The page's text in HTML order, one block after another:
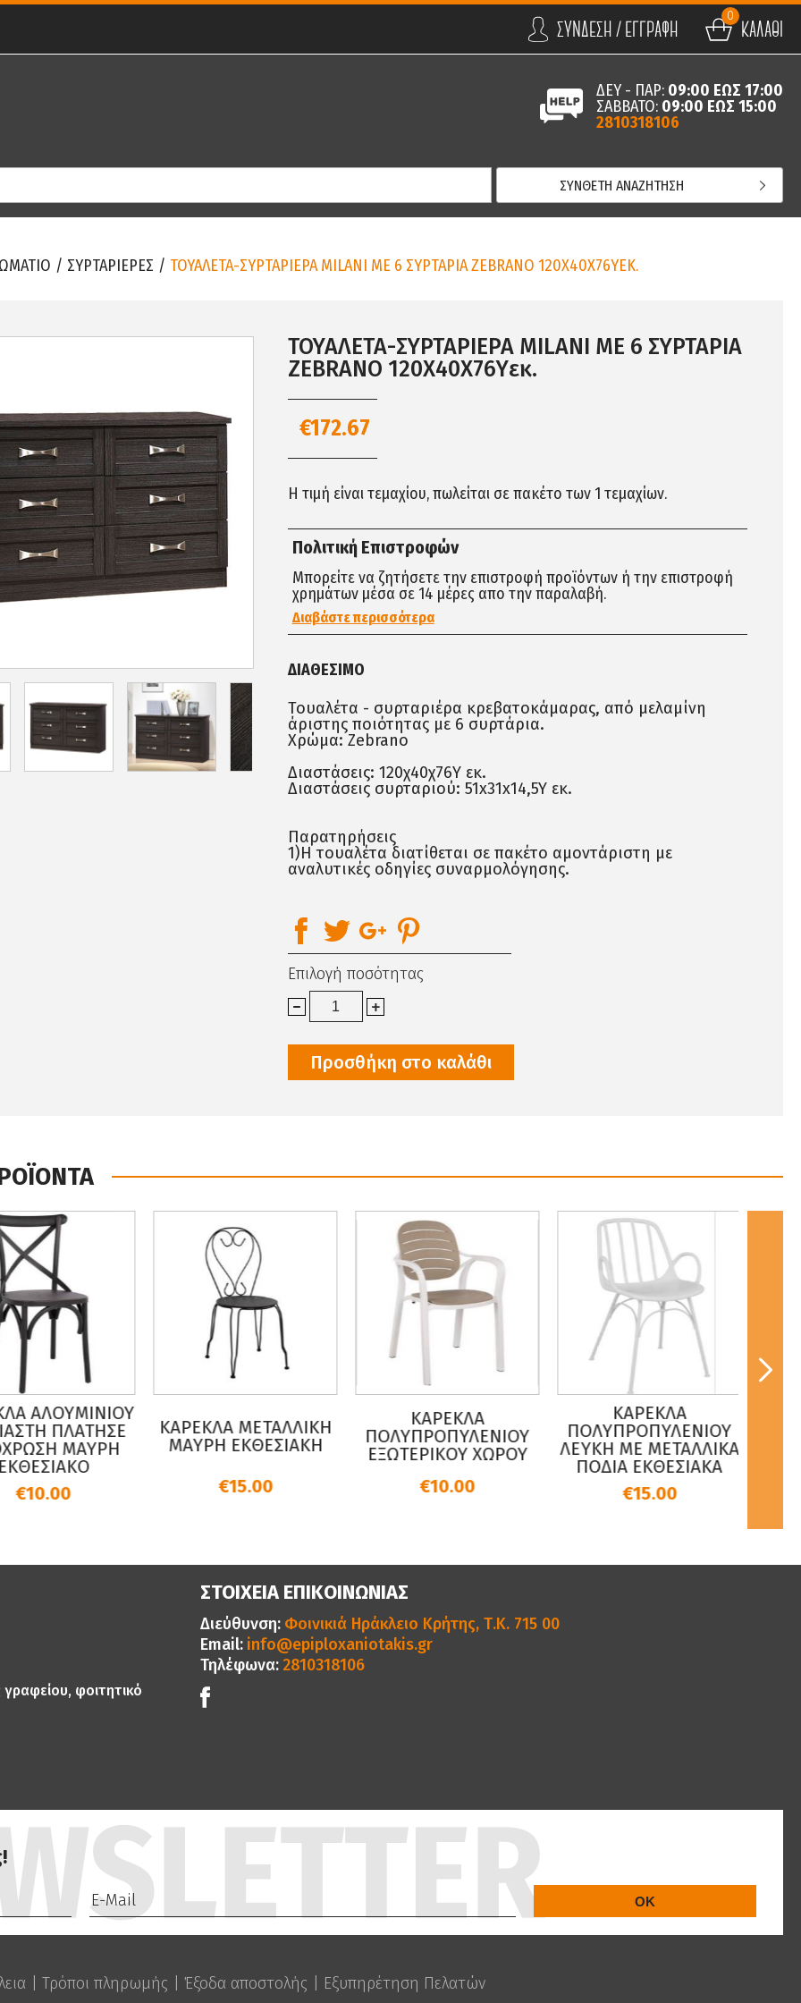
ΣΥΝΔΕΣΗ / ΕΓΓΡΑΦΗ ΚΑΛΑΘΙ
0
ΔΕΥ - ΠΑΡ: 09:00 ΕΩΣ 17:00
ΣΑΒΒΑΤΟ: 09:00 ΕΩΣ 15:00
2810318106
ΣΥΝΘΕΤΗ ΑΝΑΖΗΤΗΣΗ
/ ΣΥΡΤΑΡΙΕΡΕΣ / ΤΟΥΑΛΕΤΑ-ΣΥΡΤΑΡΙΕΡΑ MILANI ΜΕ 6 ΣΥΡΤΑΡΙΑ ZEBRANO 120Χ40Χ76YΕΚ.
ΤΟΥΑΛΕΤΑ-ΣΥΡΤΑΡΙΕΡΑ MILANI ΜΕ 6 ΣΥΡΤΑΡΙΑ
ZEBRANO 120Χ40Χ76Yεκ.
€172.67
Η τιμή είναι τεμαχίου, πωλείται σε πακέτο των 1 τεμαχίων.
Πολιτική Επιστροφών
Μπορείτε να ζητήσετε την επιστροφή προϊόντων ή την επιστροφή
χρημάτων μέσα σε 14 μέρες απο την παραλαβή.
Διαβάστε περισσότερα
ΔΙΑΘΈΣΙΜΟ
Τουαλέτα - συρταριέρα κρεβατοκάμαρας, από μελαμίνη
άριστης ποιότητας με 6 συρτάρια.
Χρώμα: Zebrano
Διαστάσεις: 120χ40χ76Y εκ.
Διαστάσεις συρταριού: 51x31x14,5Y εκ.
Παρατηρήσεις
1)Η τουαλέτα διατίθεται σε πακέτο αμοντάριστη με
αναλυτικές οδηγίες συναρμολόγησης.
Επιλογή ποσότητας
Προσθήκη στο καλάθι
ΑΛΟΥΜΙΝΙΟΥ
ΠΛΑΤΗΣΕ
ΜΑΥΡΗ
€10.00
ΚΑΡΕΚΛΑ ΜΕΤΑΛΛΙΚΗ
ΜΑΥΡΗ ΕΚΘΕΣΙΑΚΗ
€15.00
ΚΑΡΕΚΛΑ
ΠΟΛΥΠΡΟΠΥΛΕΝΙΟΥ
ΕΞΩΤΕΡΙΚΟΥ ΧΩΡΟΥ
€10.00
ΚΑΡΕΚΛΑ
ΠΟΛΥΠΡΟΠΥΛΕΝΙΟΥ
ΛΕΥΚΗ ΜΕ ΜΕΤΑΛΛΙΚΑ
ΠΟΔΙΑ ΕΚΘΕΣΙΑΚΑ
€15.00
φοιτητικό
ΣΤΟΙΧΕΙΑ ΕΠΙΚΟΙΝΩΝΙΑΣ
Διεύθυνση: Φοινικιά Ηράκλειο Κρήτης, Τ.Κ. 715 00
Email: info@epiploxaniotakis.gr
Τηλέφωνα: 2810318106
Τρόποι πληρωμής Έξοδα αποστολής Εξυπηρέτηση Πελατών